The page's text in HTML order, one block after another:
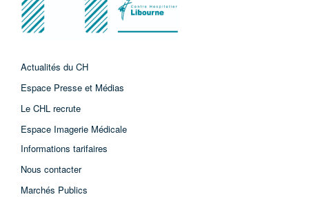
Actualités du CH
Espace Presse et Médias
Le CHL recrute
Espace Imagerie Médicale
Informations tarifaires
Nous contacter
Marchés Publics